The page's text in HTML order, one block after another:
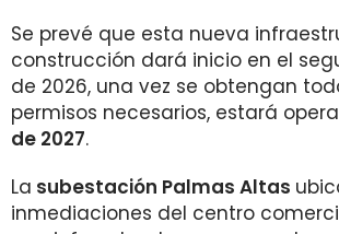
Se prevé que esta nueva
construcción dará inicio en el
de 2026, una vez se obtengan
permisos necesarios, estará
de 2027.
La subestación Palmas Altas
inmediaciones del centro